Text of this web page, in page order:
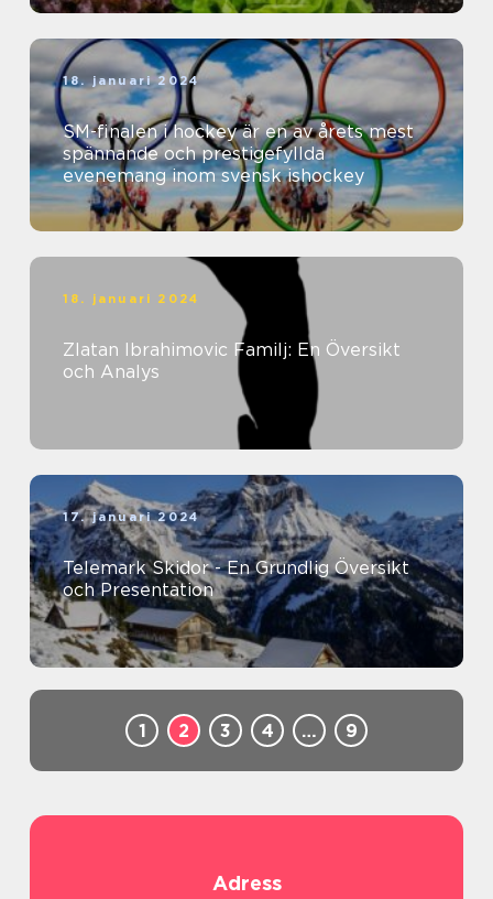
18. januari 2024
SM-finalen i hockey är en av årets mest
spännande och prestigefyllda
evenemang inom svensk ishockey
18. januari 2024
Zlatan Ibrahimovic Familj: En Översikt
och Analys
17. januari 2024
Telemark Skidor - En Grundlig Översikt
och Presentation
1 2 3 4 … 9
Adress